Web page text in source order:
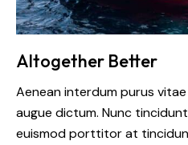
Altogether Better
Aenean interdum purus
augue dictum. Nunc
euismod porttitor at